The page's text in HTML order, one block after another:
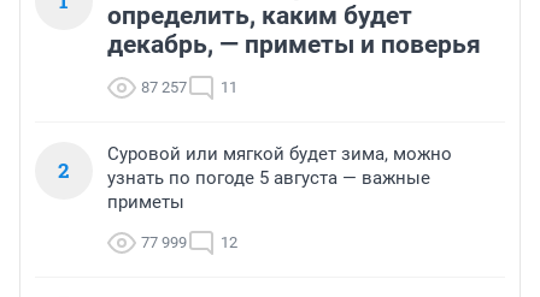
определить, каким будет
декабрь, — приметы и поверья
87 257 11
2
Суровой или мягкой будет зима, можно
узнать по погоде 5 августа — важные
приметы
77 999 12